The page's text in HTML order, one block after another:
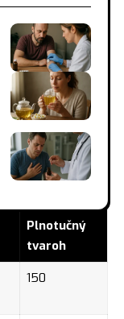
Plnotučný
tvaroh
150